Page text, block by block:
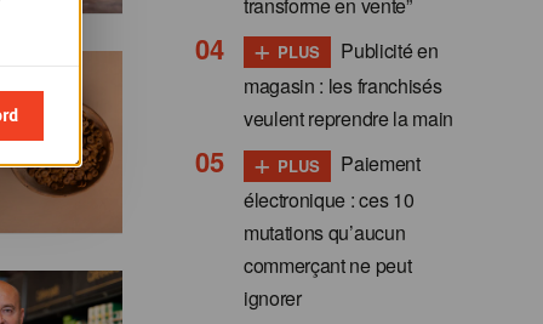
+ PLUS
Publicité en
magasin : les franchisés
veulent reprendre la main
+ PLUS
Paiement
électronique : ces 10
mutations qu’aucun
commerçant ne peut
ignorer